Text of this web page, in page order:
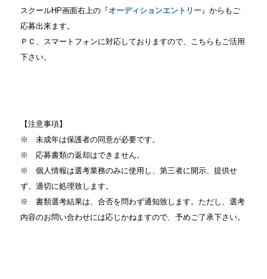
スクールHP画面右上の『オーディションエントリー』からもご
応募出来ます。
ＰＣ、スマートフォンに対応しておりますので、こちらもご活用
下さい。
【注意事項】
※ 未成年は保護者の同意が必要です。
※ 応募書類の返却はできません。
※ 個人情報は選考業務のみに使用し、第三者に開示、提供せ
ず、適切に処理致します。
※ 書類選考結果は、合否を問わず通知致します。ただし、選考
内容のお問い合わせには応じかねますので、予めご了承下さい。